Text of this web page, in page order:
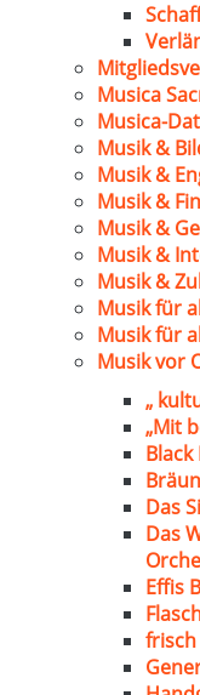
Musica
Musica-
Musik &
Musik &
Musik &
Musik &
Musik &
Musik &
Musik für
Musik für
Musik vor
„
„Mit
Black
Das
Das
Effis
frisch